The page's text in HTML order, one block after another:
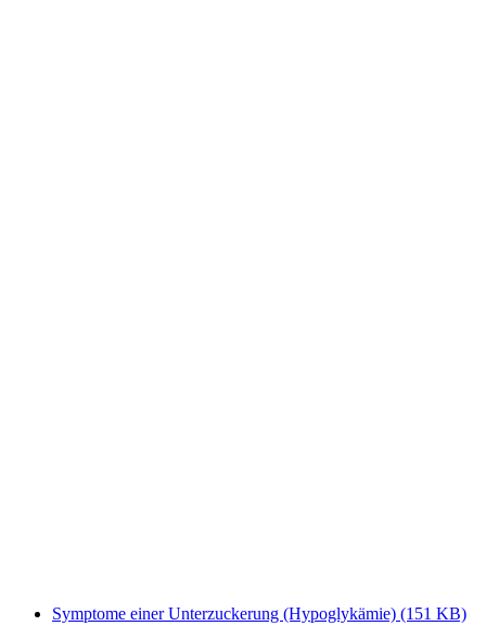
Symptome einer Unterzuckerung (Hypoglykämie) (151 KB)